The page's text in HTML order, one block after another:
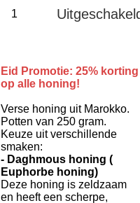
Eid Promotie: 25% korting
op alle honing!
Verse honing uit Marokko.
Potten van 250 gram.
Keuze uit verschillende
smaken:
- Daghmous honing (
Euphorbe honing)
Deze honing is zeldzaam
en heeft een scherpe,